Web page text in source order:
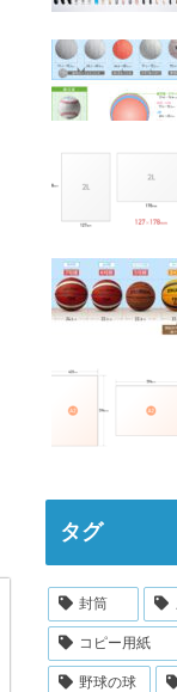
タグ
封筒
コピー用紙
野球の球